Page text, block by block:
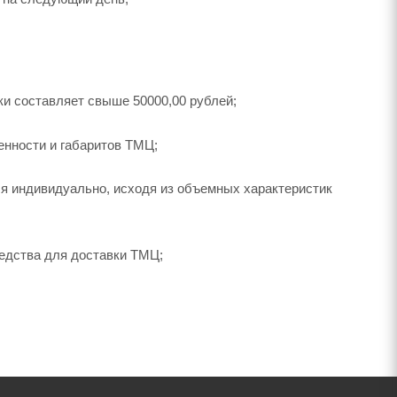
составляет свыше 50000,00 рублей;
и габаритов ТМЦ;
индивидуально, исходя из объемных характеристик
для доставки ТМЦ;